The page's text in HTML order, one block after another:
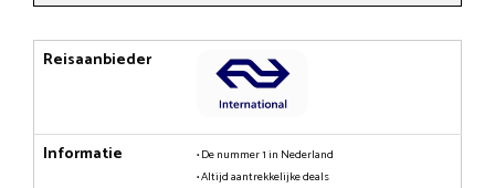
Reisaanbieder
Informatie
• De nummer 1 in Nederland
• Altijd aantrekkelijke deals